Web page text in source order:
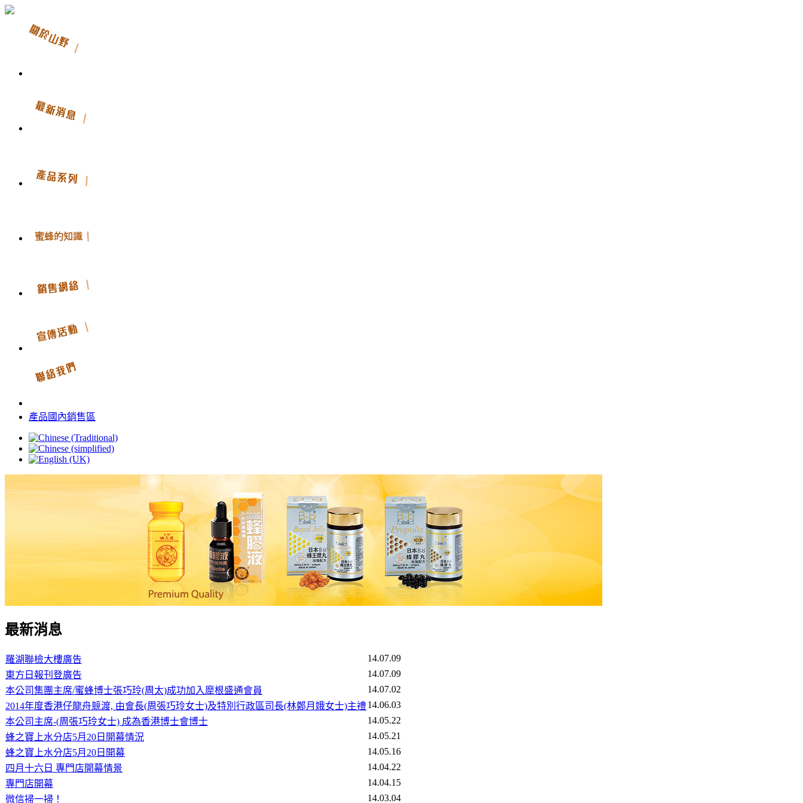
產品國內銷售區
最新消息
羅湖聯檢大樓廣告
14.07.09
東方日報刊登廣告
14.07.09
本公司集團主席/蜜蜂博士張巧玲(周太)成功加入犘根盛通會員
14.07.02
2014年度香港仔龍舟競渡, 由會長(周張巧玲女士)及特別行政區司長(林鄭月娥女士)主禮14.06.03
本公司主席-(周張巧玲女士) 成為香港博士會博士
14.05.22
蜂之寶上水分店5月20日開幕情況
14.05.21
蜂之寶上水分店5月20日開幕
14.05.16
四月十六日 專門店開幕情景
14.04.22
專門店開幕
14.04.15
微信掃一掃！
14.03.04